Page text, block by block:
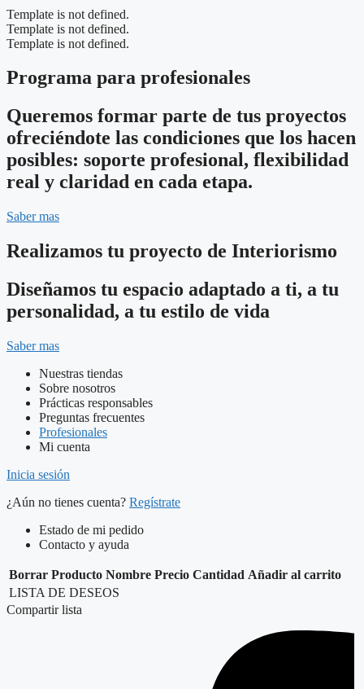
Template is not defined.
Template is not defined.
Template is not defined.
Programa para profesionales
Queremos formar parte de tus proyectos
ofreciéndote las condiciones que los hacen
posibles: soporte profesional, flexibilidad
real y claridad en cada etapa.
Saber mas
Realizamos tu proyecto de Interiorismo
Diseñamos tu espacio adaptado a ti, a tu
personalidad, a tu estilo de vida
Saber mas
Nuestras tiendas
Sobre nosotros
Prácticas responsables
Preguntas frecuentes
Profesionales
Mi cuenta
Inicia sesión
¿Aún no tienes cuenta? Regístrate
Estado de mi pedido
Contacto y ayuda
Borrar Producto Nombre Precio Cantidad Añadir al carrito
LISTA DE DESEOS
Compartir lista